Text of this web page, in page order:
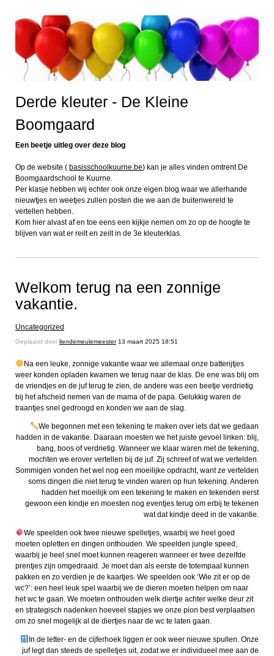
Derde kleuter - De Kleine
Boomgaard
Een beetje uitleg over deze blog
Op de website ( basisschoolkuurne.be) kan je alles vinden omtrent De
Boomgaardschool te Kuurne.
Per klasje hebben wij echter ook onze eigen blog waar we allerhande
nieuwtjes en weetjes zullen posten die we aan de buitenwereld te
vertellen hebben.
Kom hier alvast af en toe eens een kijkje nemen om zo op de hoogte te
blijven van wat er reilt en zeilt in de 3e kleuterklas.
Welkom terug na een zonnige
vakantie.
Uncategorized
Geplaatst door liendemeulemeester 13 maart 2025 18:51
Na een leuke, zonnige vakantie waar we allemaal onze batterijtjes
weer konden opladen kwamen we terug naar de klas. De ene was blij om
de vriendjes en de juf terug te zien, de andere was een beetje verdrietig
bij het afscheid nemen van de mama of de papa. Gelukkig waren de
traantjes snel gedroogd en konden we aan de slag.
We begonnen met een tekening te maken over iets dat we gedaan
hadden in de vakantie. Daaraan moesten we het juiste gevoel linken: blij,
bang, boos of verdrietig. Wanneer we klaar waren met de tekening,
mochten we erover vertellen bij de juf. Zij schreef of wat we vertelden.
Sommigen vonden het wel nog een moeilijke opdracht, want ze vertelden
soms dingen die niet terug te vinden waren op hun tekening. Anderen
hadden het moeilijk om een tekening te maken en tekenden eerst
gewoon een kindje en moesten nog eventjes terug om erbij te tekenen
wat dat kindje deed in de vakantie.
We speelden ook twee nieuwe spelletjes, waarbij we heel goed
moeten opletten en dingen onthouden. We speelden jungle speed,
waarbij je heel snel moet kunnen reageren wanneer er twee dezelfde
prentjes zijn omgedraaid. Je moet dan als eerste de totempaal kunnen
pakken en zo verdien je de kaartjes. We speelden ook ‘Wie zit er op de
wc?’: een heel leuk spel waarbij we de dieren moeten helpen om naar
het wc te gaan. We moeten onthouden welk diertje achter welke deur zit
en strategisch nadenken hoeveel stapjes we onze pion best verplaatsen
om zo snel mogelijk al de diertjes naar de wc te laten gaan.
In de letter- en de cijferhoek liggen er ook weer nieuwe spullen. Onze
juf legt dan steeds de spelletjes uit, zodat we er individueel mee aan de